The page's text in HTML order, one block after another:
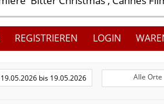
REGISTRIEREN LOGIN
Alle Orte